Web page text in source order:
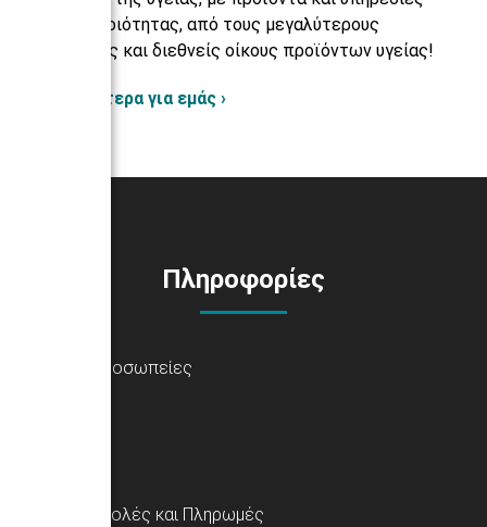
υψηλής ποιότητας, από τους μεγαλύτερους
εγχώριους και διεθνείς οίκους προϊόντων υγείας!
Περισσότερα για εμάς ›
Πληροφορίες
Αντιπροσωπείες
Αποστολές και Πληρωμές